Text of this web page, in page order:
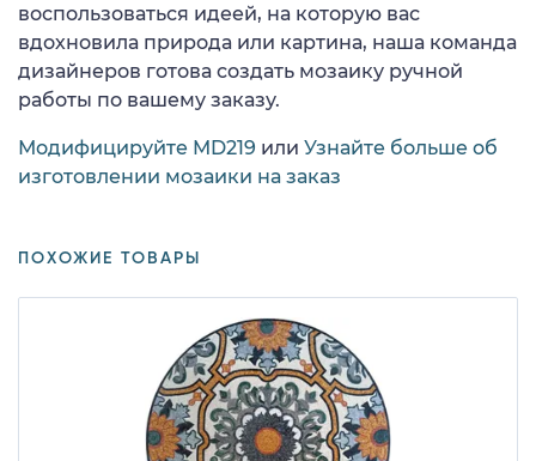
воспользоваться идеей, на которую вас
вдохновила природа или картина, наша команда
дизайнеров готова создать мозаику ручной
работы по вашему заказу.
Модифицируйте MD219 или Узнайте больше об
изготовлении мозаики на заказ
ПОХОЖИЕ ТОВАРЫ